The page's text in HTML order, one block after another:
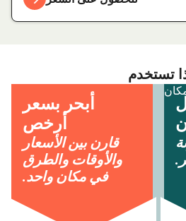
أبحر بسعر
أرخص
قارن بين الأسعار
والأوقات والطرق
في مكان واحد.